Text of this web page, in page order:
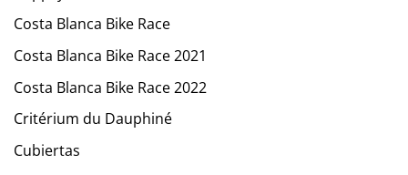
Costa Blanca Bike Race
Costa Blanca Bike Race 2021
Costa Blanca Bike Race 2022
Critérium du Dauphiné
Cubiertas